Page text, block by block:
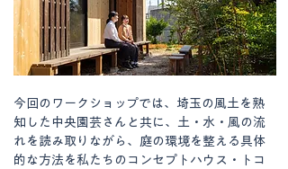
今回のワークショップでは、埼玉の風土を熟
知した中央園芸さんと共に、土・水・風の流
れを読み取りながら、庭の環境を整える具体
的な方法を私たちのコンセプトハウス・トコ